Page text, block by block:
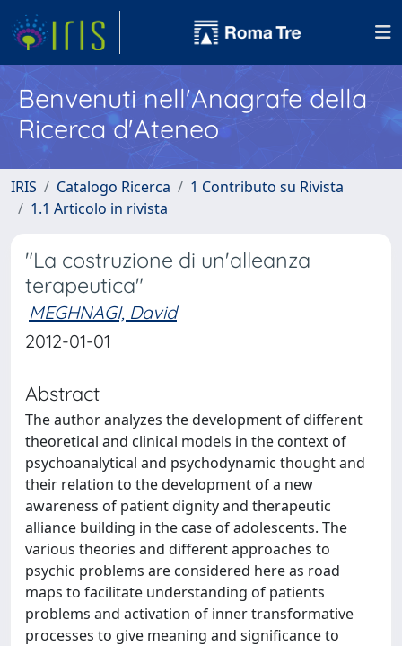
Benvenuti nell'Anagrafe della
Ricerca d'Ateneo
IRIS Catalogo Ricerca
1 Contributo su Rivista
1.1 Articolo in rivista
"La costruzione di un'alleanza
terapeutica"
MEGHNAGI, David
2012-01-01
Abstract
The author analyzes the development of different
theoretical and clinical models in the context of
psychoanalytical and psychodynamic thought and
their relation to the development of a new
awareness of patient dignity and therapeutic
alliance building in the case of adolescents. The
various theories and different approaches to
psychic problems are considered here as road
maps to facilitate understanding of patients
problems and activation of inner transformative
processes to give meaning and significance to